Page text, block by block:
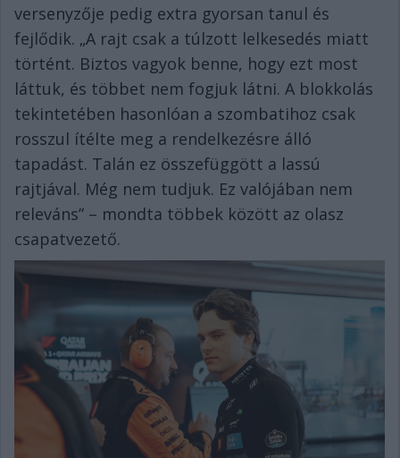
versenyzője pedig extra gyorsan tanul és
fejlődik. „A rajt csak a túlzott lelkesedés miatt
történt. Biztos vagyok benne, hogy ezt most
láttuk, és többet nem fogjuk látni. A blokkolás
tekintetében hasonlóan a szombatihoz csak
rosszul ítélte meg a rendelkezésre álló
tapadást. Talán ez összefüggött a lassú
rajtjával. Még nem tudjuk. Ez valójában nem
releváns” – mondta többek között az olasz
csapatvezető.